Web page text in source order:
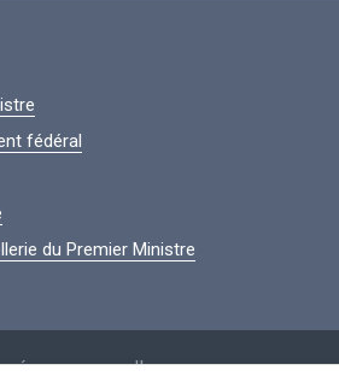
fédéral
du Premier Ministre
personnelles